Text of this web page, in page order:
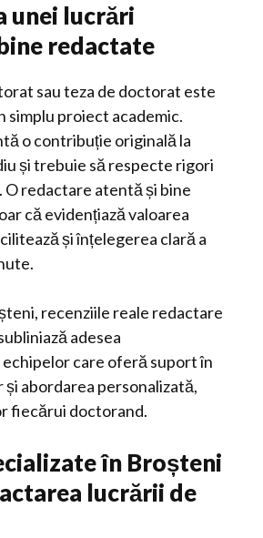
unei lucrări
redactate
sau teza de doctorat este
simplu proiect academic.
o contribuție originală la
și trebuie să respecte rigori
redactare atentă și bine
că evidențiază valoarea
și înțelegerea clară a
recenziile reale redactare
adesea
care oferă suport în
și abordarea personalizată,
fiecărui doctorand.
în Broșteni
lucrării de